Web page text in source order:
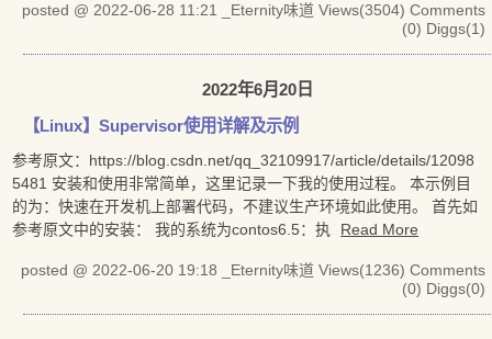
posted @ 2022-06-28 11:21 _Eternity味道 Views(3504) Comments
(0) Diggs(1)
2022年6月20日
【Linux】Supervisor使用详解及示例
参考原文：https://blog.csdn.net/qq_32109917/article/details/12098
5481 安装和使用非常简单，这里记录一下我的使用过程。 本示例目
的为：快速在开发机上部署代码，不建议生产环境如此使用。 首先如
参考原文中的安装： 我的系统为contos6.5：执
Read More
posted @ 2022-06-20 19:18 _Eternity味道 Views(1236) Comments
(0) Diggs(0)